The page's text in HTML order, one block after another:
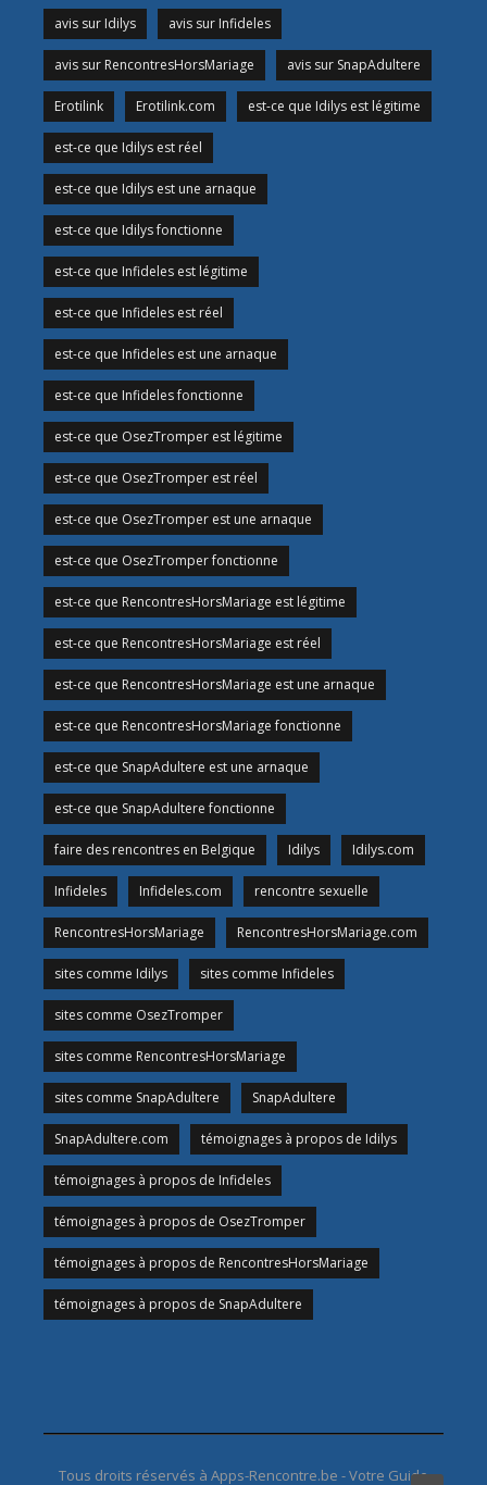
avis sur Idilys avis sur Infideles
avis sur RencontresHorsMariage avis sur SnapAdultere
Erotilink Erotilink.com est-ce que Idilys est légitime
est-ce que Idilys est réel
est-ce que Idilys est une arnaque
est-ce que Idilys fonctionne
est-ce que Infideles est légitime
est-ce que Infideles est réel
est-ce que Infideles est une arnaque
est-ce que Infideles fonctionne
est-ce que OsezTromper est légitime
est-ce que OsezTromper est réel
est-ce que OsezTromper est une arnaque
est-ce que OsezTromper fonctionne
est-ce que RencontresHorsMariage est légitime
est-ce que RencontresHorsMariage est réel
est-ce que RencontresHorsMariage est une arnaque
est-ce que RencontresHorsMariage fonctionne
est-ce que SnapAdultere est une arnaque
est-ce que SnapAdultere fonctionne
faire des rencontres en Belgique Idilys Idilys.com
Infideles Infideles.com rencontre sexuelle
RencontresHorsMariage RencontresHorsMariage.com
sites comme Idilys sites comme Infideles
sites comme OsezTromper
sites comme RencontresHorsMariage
sites comme SnapAdultere SnapAdultere
SnapAdultere.com témoignages à propos de Idilys
témoignages à propos de Infideles
témoignages à propos de OsezTromper
témoignages à propos de RencontresHorsMariage
témoignages à propos de SnapAdultere
Tous droits réservés à Apps-Rencontre.be - Votre Guide